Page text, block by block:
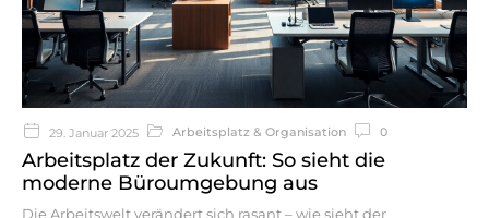
29. Januar 2025 Arbeitsplatz & Organisation 0
Arbeitsplatz der Zukunft: So sieht die
moderne Büroumgebung aus
Die Arbeitswelt verändert sich rasant – wie sieht der